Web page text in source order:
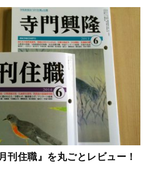
刊住職』を丸ごとレビュー！